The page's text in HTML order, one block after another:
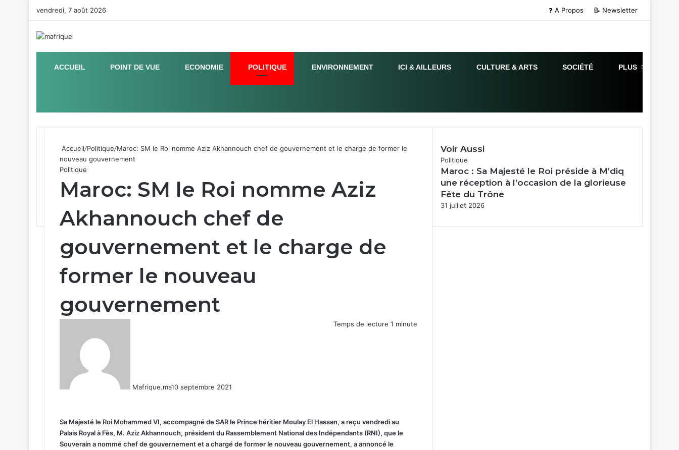
vendredi, 7 août 2026 ❓ A Propos 📝 Newsletter
ACCUEIL POINT DE VUE ECONOMIE POLITIQUE ENVIRONNEMENT ICI & AILLEURS CULTURE & ARTS SOCIÉTÉ PLUS
Accueil/Politique/Maroc: SM le Roi nomme Aziz Akhannouch chef de gouvernement et le charge de former le
nouveau gouvernement
Politique
Maroc: SM le Roi nomme Aziz
Akhannouch chef de
gouvernement et le charge de
former le nouveau
gouvernement
Mafrique.ma10 septembre 2021
Temps de lecture 1 minute
Sa Majesté le Roi Mohammed VI, accompagné de SAR le Prince héritier Moulay El Hassan, a reçu vendredi au
Palais Royal à Fès, M. Aziz Akhannouch, président du Rassemblement National des Indépendants (RNI), que le
Souverain a nommé chef de gouvernement et a chargé de former le nouveau gouvernement, a annoncé le
Voir Aussi
Fermer
Politique
Maroc : Sa Majesté le Roi préside à M’diq
une réception à l’occasion de la glorieuse
Fête du Trône
31 juillet 2026